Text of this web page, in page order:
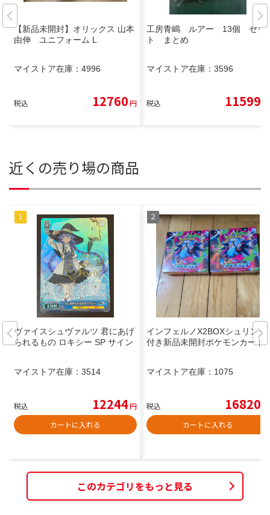
【新品未開封】オリックス 山本
由伸 ユニフォーム L
マイストア在庫： 4996
税込 12760円
工房青嶋 ルアー 13個 セッ
ト まとめ
マイストア在庫： 3596
税込 11599
近くの売り場の商品
ヴァイスシュヴァルツ 君にあげ
られるもの ロキシー SP サイン
マイストア在庫： 3514
税込 12244円
カートに入れる
インフェルノX2BOXシュリンク
付き新品未開封ポケモンカード
マイストア在庫： 1075
税込 16820
カートに入れる
このカテゴリをもっと見る